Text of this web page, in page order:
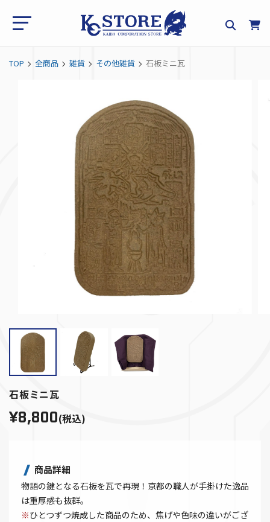
TOP 全商品 雑貨 その他雑貨 石板ミニ瓦
石板ミニ瓦
¥8,800(税込)
商品詳細
物語の鍵となる石板を瓦で再現！京都の職人が手掛けた逸品
は重厚感も抜群。
※ひとつずつ焼成した商品のため、焦げや色味の違いがござ